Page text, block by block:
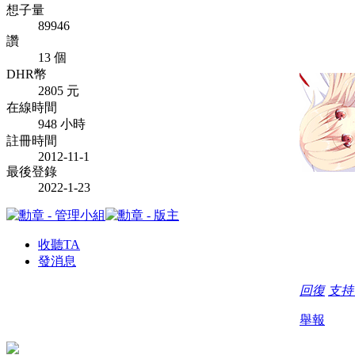
想子量
89946
讚
13 個
DHR幣
2805 元
在線時間
948 小時
註冊時間
2012-11-1
最後登錄
2022-1-23
收聽TA
發消息
回復 支
舉報